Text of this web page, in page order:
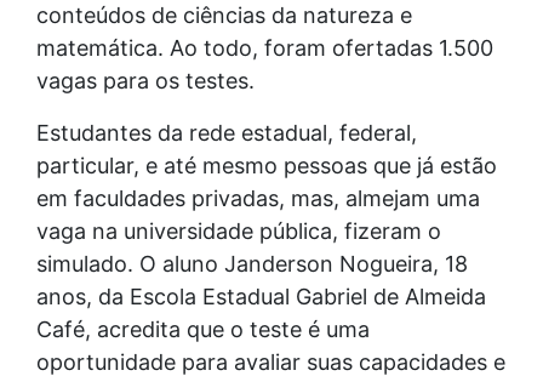
conteúdos de ciências da natureza e
matemática. Ao todo, foram ofertadas 1.500
vagas para os testes.
Estudantes da rede estadual, federal,
particular, e até mesmo pessoas que já estão
em faculdades privadas, mas, almejam uma
vaga na universidade pública, fizeram o
simulado. O aluno Janderson Nogueira, 18
anos, da Escola Estadual Gabriel de Almeida
Café, acredita que o teste é uma
oportunidade para avaliar suas capacidades e